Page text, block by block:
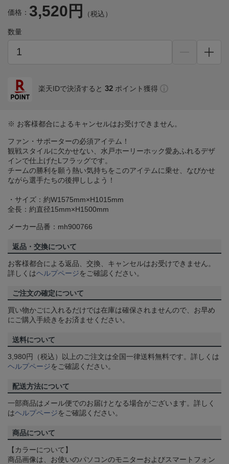
価格： 3,520円 （税込）
数量
楽天IDで決済すると 32 ポイント獲得
※ お客様都合によるキャンセルはお受けできません。
ファン・サポーターの必須アイテム！
観戦スタイルに欠かせない、水戸ホーリーホック愛あふれるデザ
インで仕上げたLフラッグです。
チームの勝利を願う熱い気持ちをこのアイテムに乗せ、なびかせ
ながら選手たちの後押ししよう！
・サイズ：約W1575mm×H1015mm
全長：約直径15mm×H1500mm
メーカー品番：mh900766
返品・交換について
お客様都合による返品、交換、キャンセルはお受けできません。
詳しくはヘルプページをご確認ください。
ご注文の確定について
買い物かごに入れるだけでは在庫は確保されませんので、お早め
にご購入手続きをお済ませください。
送料について
3,980円（税込）以上のご注文は全国一律送料無料です。詳しくは
ヘルプページをご確認ください。
配送方法について
一部商品はメール便でのお届けとなる場合がございます。詳しく
はヘルプページをご確認ください。
商品について
【カラーについて】
商品画像は、お使いのパソコンのモニターおよびスマートフォン